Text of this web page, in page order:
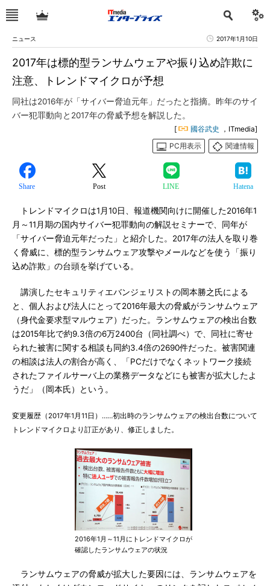
ニュース 2017年1月10日
2017年は標的型ランサムウェアや振り込め詐欺に
注意、トレンドマイクロが予想
同社は2016年が「サイバー脅迫元年」だったと指摘。昨年のサイ
バー犯罪動向と2017年の脅威予想を解説した。
[ 國谷武史
，ITmedia]
PC用表示
関連情報
Share Post LINE Hatena
トレンドマイクロは1月10日、報道機関向けに開催した2016年1
月～11月期の国内サイバー犯罪動向の解説セミナーで、同年が
「サイバー脅迫元年だった」と紹介した。2017年の法人を取り巻
く脅威に、標的型ランサムウェア攻撃やメールなどを使う「振り
込め詐欺」の台頭を挙げている。
講演したセキュリティエバンジェリストの岡本勝之氏による
と、個人および法人にとって2016年最大の脅威がランサムウェア
（身代金要求型マルウェア）だった。ランサムウェアの検出台数
は2015年比で約9.3倍の6万2400台（同社調べ）で、同社に寄せ
られた被害に関する相談も同約3.4倍の2690件だった。被害関連
の相談は法人の割合が高く、「PCだけでなくネットワーク接続
されたファイルサーバ上の業務データなどにも被害が拡大したよ
うだ」（岡本氏）という。
変更履歴（2017年1月11日）……初出時のランサムウェアの検出台数について
トレンドマイクロより訂正があり、修正しました。
2016年1月～11月にトレンドマイクロが
確認したランサムウェアの状況
ランサムウェアの脅威が拡大した要因には、ランサムウェアを